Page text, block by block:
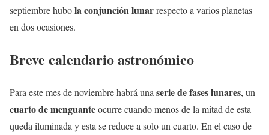
septiembre hubola conjunción lunarrespecto a varios planetas
en dos ocasiones.
Breve calendario astronómico
Para este mes de noviembre habrá unaserie de fases lunares, un
cuarto de menguanteocurre cuando menos de la mitad de esta
queda iluminada y esta se reduce a solo un cuarto. En el caso de